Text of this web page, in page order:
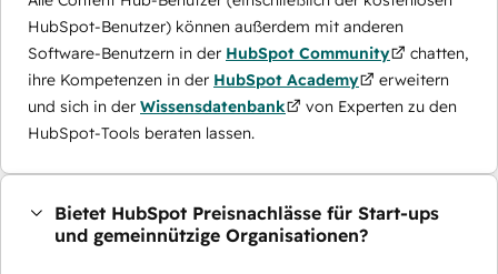
HubSpot-Benutzer) können außerdem mit anderen
Software-Benutzern in der HubSpot Community
chatten,
ihre Kompetenzen in der HubSpot Academy
erweitern
und sich in der Wissensdatenbank
von Experten zu den
HubSpot-Tools beraten lassen.
Bietet HubSpot Preisnachlässe für Start-ups
und gemeinnützige Organisationen?